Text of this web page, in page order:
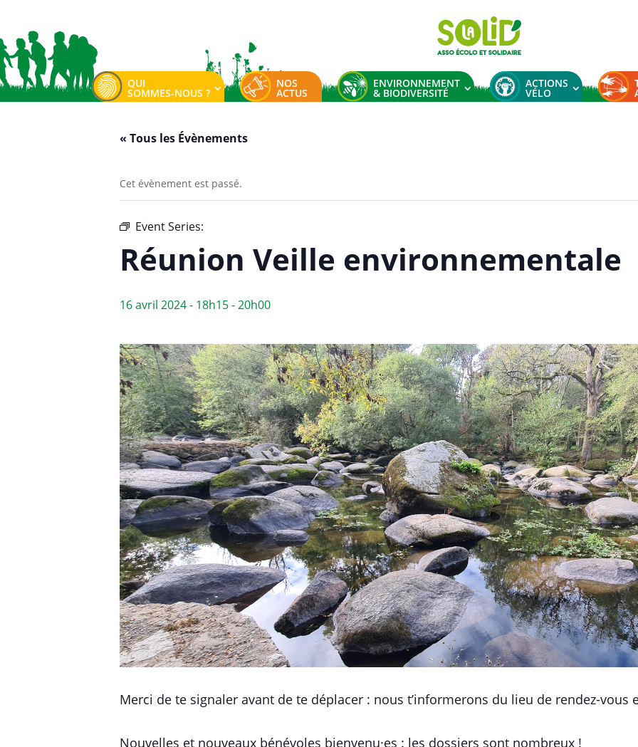
QUI
SOMMES-NOUS ?
NOS
ACTUS
ENVIRONNEMENT
& BIODIVERSITÉ
ACTIONS
VÉLO
« Tous les Évènements
Cet évènement est passé.
Event Series:
Réunion Veille environnementale
16 avril 2024 - 18h15-20h00
Merci de te signaler avant de te déplacer : nous t’informerons du lieu de rendez-vous
Nouvelles et nouveaux bénévoles bienvenu·es : les dossiers sont nombreux !